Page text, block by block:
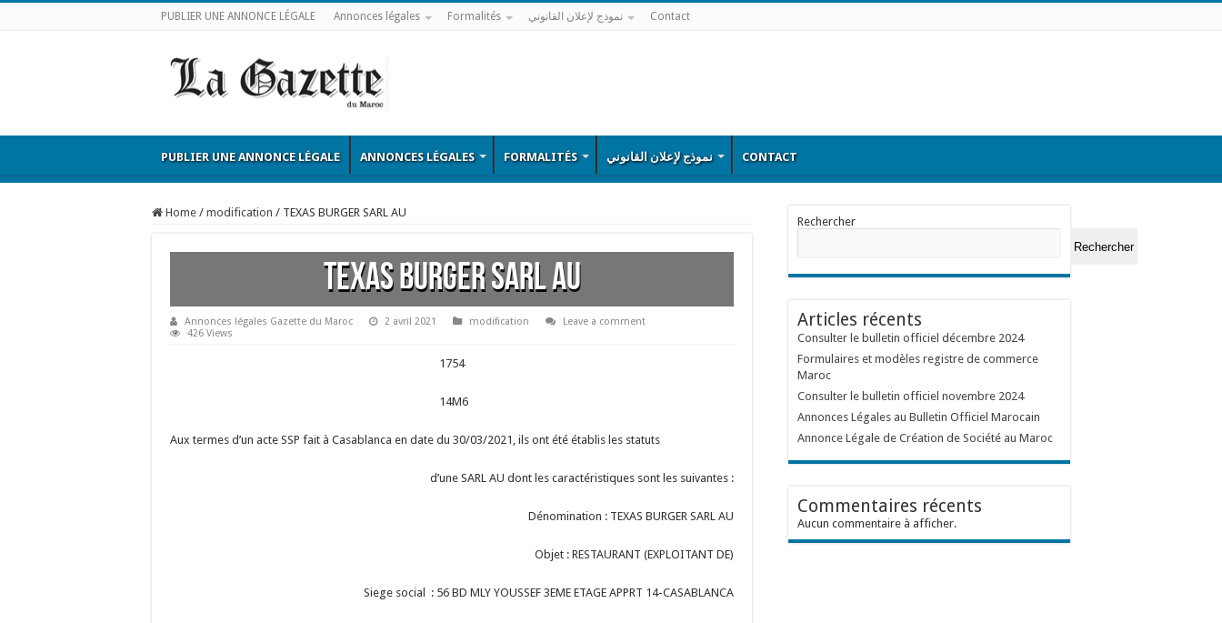
PUBLIER UNE ANNONCE LÉGALE Annonces légales Formalités نموذج لإعلان القانوني Contact
PUBLIER UNE ANNONCE LÉGALE ANNONCES LÉGALES FORMALITÉS نموذج لإعلان القانوني CONTACT
Home / modification / TEXAS BURGER SARL AU
TEXAS BURGER SARL AU
Annonces légales Gazette du Maroc 2 avril 2021 modification
Leave a comment
426 Views
1754
14M6
Aux termes d’un acte SSP fait à Casablanca en date du 30/03/2021, ils ont été établis les statuts
d’une SARL AU dont les caractéristiques sont les suivantes :
Dénomination : TEXAS BURGER SARL AU
Objet : RESTAURANT (EXPLOITANT DE)
Siege social : 56 BD MLY YOUSSEF 3EME ETAGE APPRT 14-CASABLANCA
Rechercher
Rechercher
Articles récents
Consulter le bulletin officiel décembre 2024
Formulaires et modèles registre de commerce
Maroc
Consulter le bulletin officiel novembre 2024
Annonces Légales au Bulletin Officiel Marocain
Annonce Légale de Création de Société au Maroc
Commentaires récents
Aucun commentaire à afficher.